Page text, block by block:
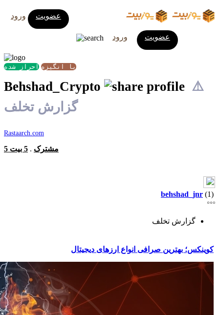
ورود عضویت
ورود عضویت
با انگیزه احراز شده
Behshad_Crypto
⚠️
گزارش تخلف
Rastaarch.com
5 مشترک . 5 بیت
behshad_jnr (1)
گزارش تخلف
کوینکس؛ بهترین صرافی انواع ارزهای دیجیتال